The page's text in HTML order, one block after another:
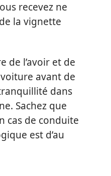
recevez ne
la vignette
de l’avoir et de
avant de
dans
Sachez que
cas de conduite
est d’au